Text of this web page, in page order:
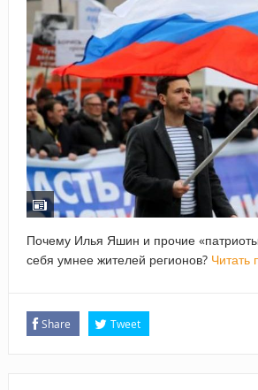
Почему Илья Яшин и прочие
себя умнее жителей регионов? Читать
Share Tweet